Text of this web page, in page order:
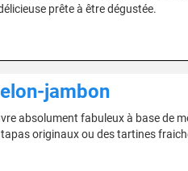
prête à être dégustée.
jambon
absolument fabuleux à base de
tapas originaux ou des tartines